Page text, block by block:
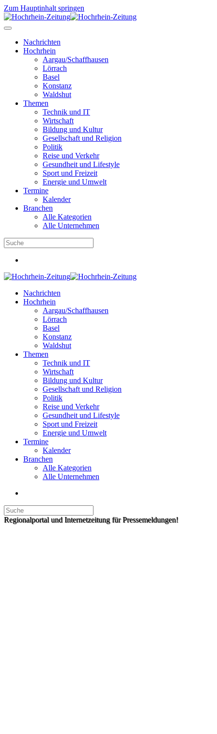
Zum Hauptinhalt springen
Nachrichten
Hochrhein
Aargau/Schaffhausen
Lörrach
Basel
Konstanz
Waldshut
Themen
Technik und IT
Wirtschaft
Bildung und Kultur
Gesellschaft und Religion
Politik
Reise und Verkehr
Gesundheit und Lifestyle
Sport und Freizeit
Energie und Umwelt
Termine
Kalender
Branchen
Alle Kategorien
Alle Unternehmen
Nachrichten
Hochrhein
Aargau/Schaffhausen
Lörrach
Basel
Konstanz
Waldshut
Themen
Technik und IT
Wirtschaft
Bildung und Kultur
Gesellschaft und Religion
Politik
Reise und Verkehr
Gesundheit und Lifestyle
Sport und Freizeit
Energie und Umwelt
Termine
Kalender
Branchen
Alle Kategorien
Alle Unternehmen
Regionalportal und Internetzeitung für Pressemeldungen!